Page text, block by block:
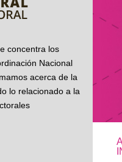
concentra los
Nacional
acerca de la
lo relacionado a la